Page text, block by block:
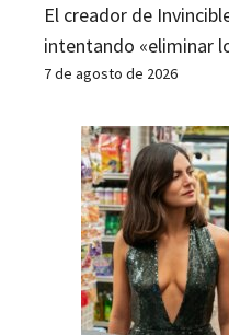
El creador de
intentando «eliminar
7 de agosto de 2026